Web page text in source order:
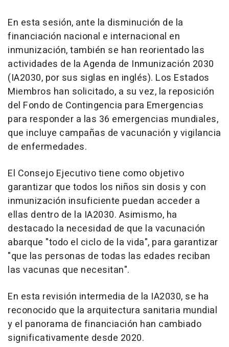
En esta sesión, ante la disminución de la
financiación nacional e internacional en
inmunización, también se han reorientado las
actividades de la Agenda de Inmunización 2030
(IA2030, por sus siglas en inglés). Los Estados
Miembros han solicitado, a su vez, la reposición
del Fondo de Contingencia para Emergencias
para responder a las 36 emergencias mundiales,
que incluye campañas de vacunación y vigilancia
de enfermedades.
El Consejo Ejecutivo tiene como objetivo
garantizar que todos los niños sin dosis y con
inmunización insuficiente puedan acceder a
ellas dentro de la IA2030. Asimismo, ha
destacado la necesidad de que la vacunación
abarque "todo el ciclo de la vida", para garantizar
"que las personas de todas las edades reciban
las vacunas que necesitan".
En esta revisión intermedia de la IA2030, se ha
reconocido que la arquitectura sanitaria mundial
y el panorama de financiación han cambiado
significativamente desde 2020.